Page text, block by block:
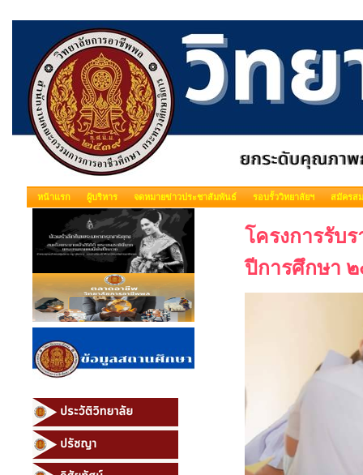
หน้าแรก ผู้บริหาร จดหมายข่าวประชาสัมพันธ์ รอบรั้ววิทยาลัยฯ สมัครส
โครงการรับ
ปีการศึกษา